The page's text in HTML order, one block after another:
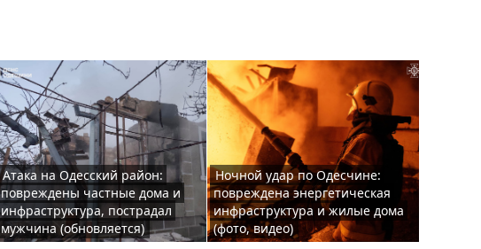
Атака на Одесский район:
повреждены частные дома и
инфраструктура, пострадал
мужчина (обновляется)
Ночной удар по Одесчине:
повреждена энергетическая
инфраструктура и жилые дома
(фото, видео)